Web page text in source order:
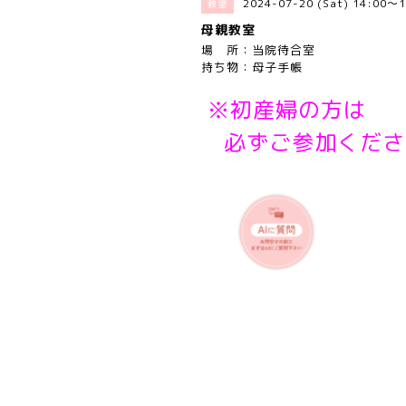
教室 2024-07-20 (Sat) 14:00～
母親教室
場 所：当院待合室
持ち物：母子手帳
※初産婦の方は
必ずご参加くだ